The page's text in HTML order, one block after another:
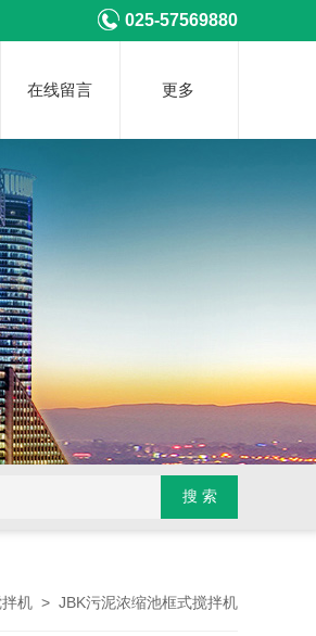
025-57569880
在线留言 更多
机 > JBK污泥浓缩池框式搅拌机